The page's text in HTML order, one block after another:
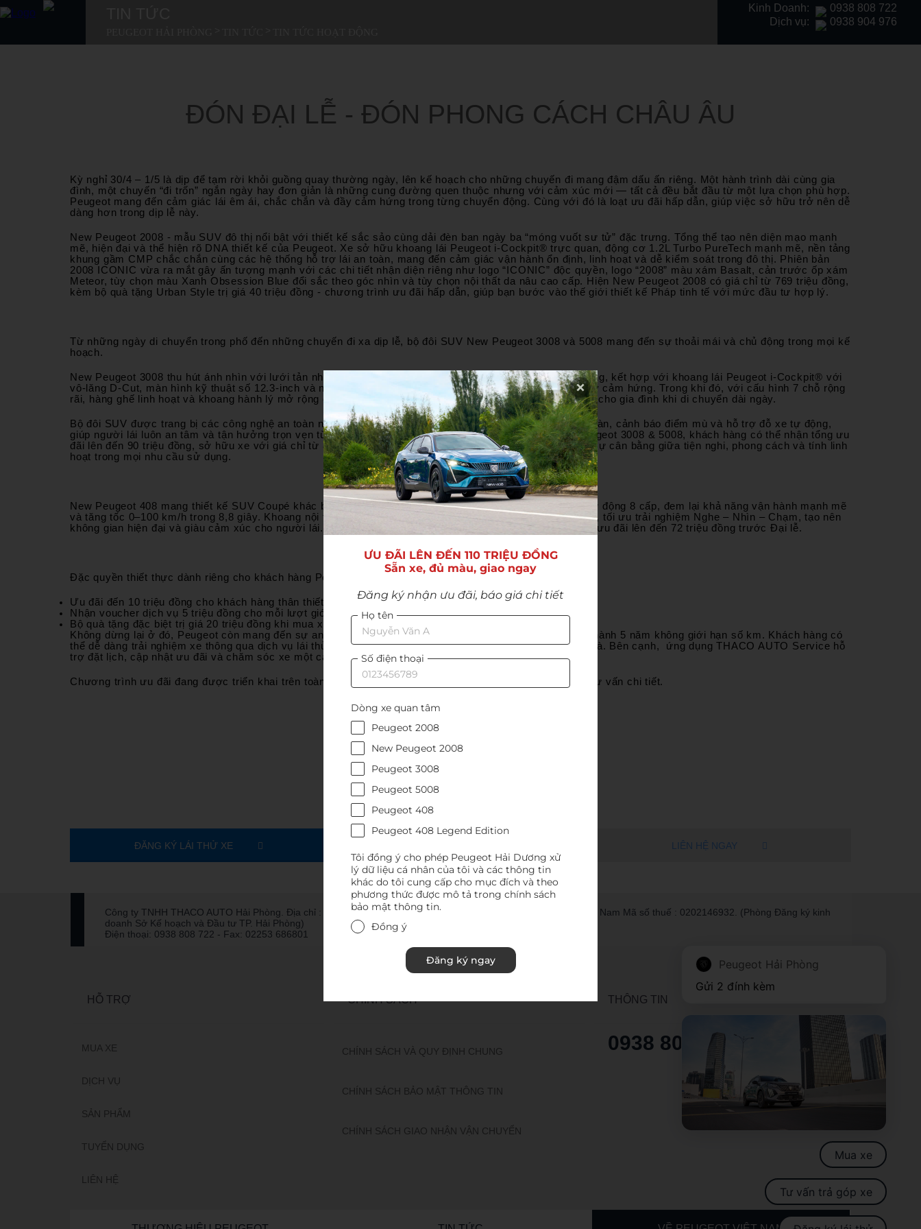
CHĂM SÓC KHÁCH HÀNG
Kinh Doanh:
0938 808 722
Dịch vụ:
0938 904 976
ĐÓN ĐẠI LỄ - ĐÓN PHONG CÁCH CHÂU ÂU
Kỳ nghỉ 30/4 – 1/5 là dịp để tạm rời khỏi guồng quay thường ngày, lên kế hoạch cho những chuyến đi mang đậm dấu ấn riêng. Một hành trình dài cùng gia
đình, một chuyến “đi trốn” ngắn ngày hay đơn giản là những cung đường quen thuộc nhưng với cảm xúc mới — tất cả đều bắt đầu từ một lựa chọn phù hợp.
Peugeot mang đến cảm giác lái êm ái, chắc chắn và đầy cảm hứng trong từng chuyển động. Cùng với đó là loạt ưu đãi hấp dẫn, giúp việc sở hữu trở nên dễ
dàng hơn trong dịp lễ này.
New Peugeot 2008 - mẫu SUV đô thị nổi bật với thiết kế sắc sảo cùng dải đèn ban ngày ba “móng vuốt sư tử” đặc trưng. Tổng thể tạo nên diện mạo mạnh
mẽ, hiện đại và thể hiện rõ DNA thiết kế của Peugeot. Xe sở hữu khoang lái Peugeot i-Cockpit® trực quan, động cơ 1.2L Turbo PureTech mạnh mẽ, nền tảng
khung gầm CMP chắc chắn cùng các hệ thống hỗ trợ lái an toàn, mang đến cảm giác vận hành ổn định, linh hoạt và dễ kiểm soát trong đô thị. Phiên bản
2008 ICONIC vừa ra mắt gây ấn tượng mạnh với các chi tiết nhận diện riêng như logo “ICONIC” độc quyền, logo “2008” màu xám Basalt, cản trước ốp xám
Meteor, tùy chọn màu Xanh Obsession Blue đổi sắc theo góc nhìn và tùy chọn nội thất da nâu cao cấp. Hiện New Peugeot 2008 có giá chỉ từ 769 triệu đồng,
kèm bộ quà tặng Urban Style trị giá 40 triệu đồng - chương trình ưu đãi hấp dẫn, giúp bạn bước vào thế giới thiết kế Pháp tinh tế với mức đầu tư hợp lý.
Từ những ngày di chuyển trong phố đến những chuyến đi xa dịp lễ, bộ đôi SUV New Peugeot 3008 và 5008 mang đến sự thoải mái và chủ động trong mọi kế
hoạch.
New Peugeot 3008 thu hút ánh nhìn với lưới tản nhiệt tràn viền cùng cụm đèn LED “Nanh Sư Tử” đặc trưng, kết hợp với khoang lái Peugeot i-Cockpit® với
vô-lăng D-Cut, màn hình kỹ thuật số 12.3-inch và nội thất da cao cấp, tạo nên không gian lái tinh tế và đầy cảm hứng. Trong khi đó, với cấu hình 7 chỗ rộng
rãi, hàng ghế linh hoạt và khoang hành lý mở rộng đến 2.150 lít, New Peugeot 5008 mang lại sự thoải mái cho gia đình khi di chuyển dài ngày.
Bộ đôi SUV được trang bị các công nghệ an toàn như camera 360° hỗ trợ quan sát toàn cảnh, hỗ trợ giữ làn, cảnh báo điểm mù và hỗ trợ đỗ xe tự động,
giúp người lái luôn an tâm và tận hưởng trọn vẹn từng khoảnh khắc phía sau tay lái. Khi sở hữu New Peugeot 3008 & 5008, khách hàng có thể nhận tổng ưu
đãi lên đến 90 triệu đồng, sở hữu xe với giá chỉ từ 849 triệu đồng - lựa chọn dành cho những ai tìm kiếm sự cân bằng giữa tiện nghi, phong cách và tính linh
hoạt trong mọi nhu cầu sử dụng.
New Peugeot 408 mang thiết kế SUV Coupé khác biệt, kết hợp động cơ 1.6L Turbo PureTech và hộp số tự động 8 cấp, đem lại khả năng vận hành mạnh mẽ
và tăng tốc 0–100 km/h trong 8,8 giây. Khoang nội thất được phát triển theo ngôn ngữ Peugeot i-Cockpit®, tối ưu trải nghiệm Nghe – Nhìn – Chạm, tạo nên
không gian hiện đại và giàu cảm xúc cho người lái. Đừng bỏ lỡ cơ hội sở hữu New Peugeot 408 với mức ưu đãi lên đến 72 triệu đồng trước Đại lễ.
Đặc quyền thiết thực dành riêng cho khách hàng Peugeot
Ưu đãi đến 10 triệu đồng cho khách hàng thân thiết sở hữu xe từ lần thứ 2
Nhận voucher dịch vụ 5 triệu đồng cho mỗi lượt giới thiệu khách hàng mới mua xe thành công
Bộ quà tặng đặc biệt trị giá 20 triệu đồng khi mua xe Peugeot
Không dừng lại ở đó, Peugeot còn mang đến sự an tâm trong suốt quá trình sử dụng với chính sách bảo hành 5 năm không giới hạn số km. Khách hàng có
thể dễ dàng trải nghiệm xe thông qua dịch vụ lái thử linh hoạt tại showroom, nơi làm việc hoặc ngay tại nhà. Bên cạnh, ứng dụng THACO AUTO Service hỗ
trợ đặt lịch, cập nhật ưu đãi và chăm sóc xe một cách thuận tiện.
Chương trình ưu đãi đang được triển khai trên toàn quốc. Vui lòng liên hệ Hotline 𝟎𝟗𝟑𝟖 𝟖𝟎𝟖 𝟕𝟐𝟐 để được tư vấn chi tiết.
ĐĂNG KÝ LÁI THỬ XE LIÊN HỆ NGAY
Công ty TNHH THACO AUTO Hải Phòng. Địa chỉ : Số 336 đường Hà Nội, phường Hồng Bàng, Tp Hải Phòng, Việt Nam Mã số thuế : 0202146932. (Phòng Đăng ký kinh
doanh Sở Kế hoạch và Đầu tư TP. Hải Phòng)
Điện thoại: 0938 808 722 - Fax: 02253 686801
HỖ TRỢ
MUA XE
DỊCH VỤ
SẢN PHẨM
TUYỂN DỤNG
LIÊN HỆ
CHÍNH SÁCH
CHÍNH SÁCH VÀ QUY ĐỊNH CHUNG
CHÍNH SÁCH BẢO MẬT THÔNG TIN
CHÍNH SÁCH GIAO NHẬN VẬN CHUYỂN
THÔNG TIN
0938 808 722
ƯU ĐÃI LÊN ĐẾN 110 TRIỆU ĐỒNG
Sẵn xe, đủ màu, giao ngay
Đăng ký nhận ưu đãi, báo giá chi tiết
Họ tên
Số điện thoại
Dòng xe quan tâm
Peugeot 2008
New Peugeot 2008
Peugeot 3008
Peugeot 5008
Peugeot 408
Peugeot 408 Legend Edition
Tôi đồng ý cho phép Peugeot Hải Dương xử
lý dữ liệu cá nhân của tôi và các thông tin
khác do tôi cung cấp cho mục đích và theo
phương thức được mô tả trong chính sách
bảo mật thông tin.
Đồng ý
Đăng ký ngay
Peugeot Hải Phòng
Gửi 2 đính kèm
Mua xe
Tư vấn trả góp xe